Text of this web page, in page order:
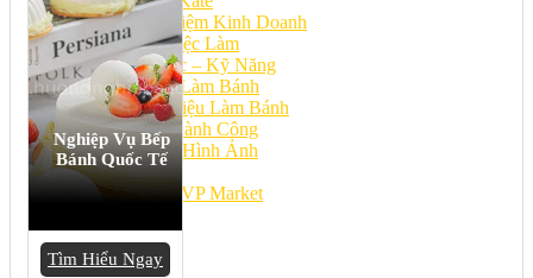
Kinh Nghiệm Kinh Doanh
Cơ Hội Việc Làm
Kiến Thức – Kỹ Năng
Dụng Cụ Làm Bánh
Nguyên Liệu Làm Bánh
Gương Thành Công
Thư Viện Hình Ảnh
Hỏi Đáp
Siêu thị ĐVP Market
Nghiệp Vụ Bếp
Bánh Quốc Tế
Tìm Hiểu Ngay